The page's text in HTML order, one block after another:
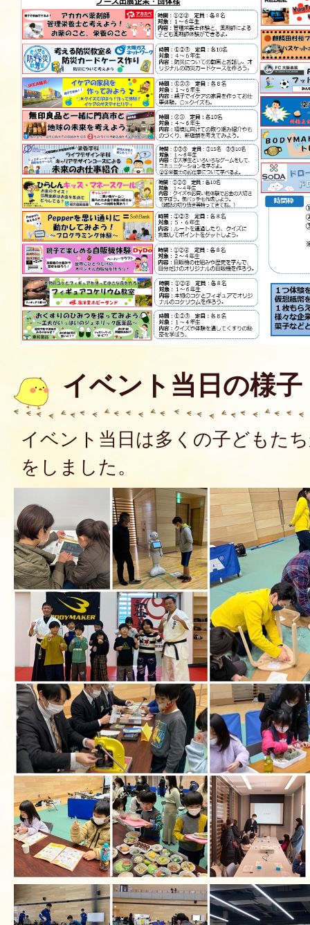
イベント当日の様子
イベント当日は多くの子どもた
をしました。